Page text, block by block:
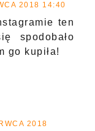
2018 14:40
ten
spodobało
go kupiła!
2018